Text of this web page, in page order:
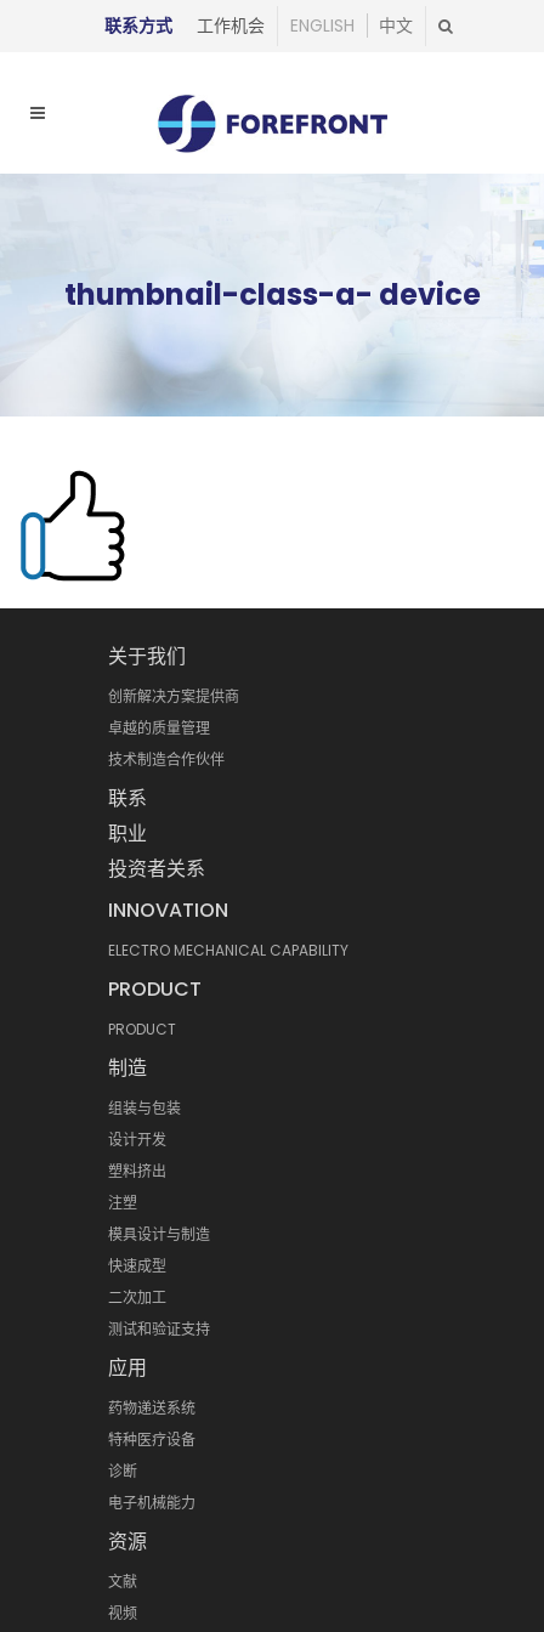
联系方式 工作机会 ENGLISH 中文
thumbnail-class-a- device
关于我们
创新解决方案提供商
卓越的质量管理
技术制造合作伙伴
联系
职业
投资者关系
INNOVATION
ELECTRO MECHANICAL CAPABILITY
PRODUCT
PRODUCT
制造
组装与包装
设计开发
塑料挤出
注塑
模具设计与制造
快速成型
二次加工
测试和验证支持
应用
药物递送系统
特种医疗设备
诊断
电子机械能力
资源
文献
视频